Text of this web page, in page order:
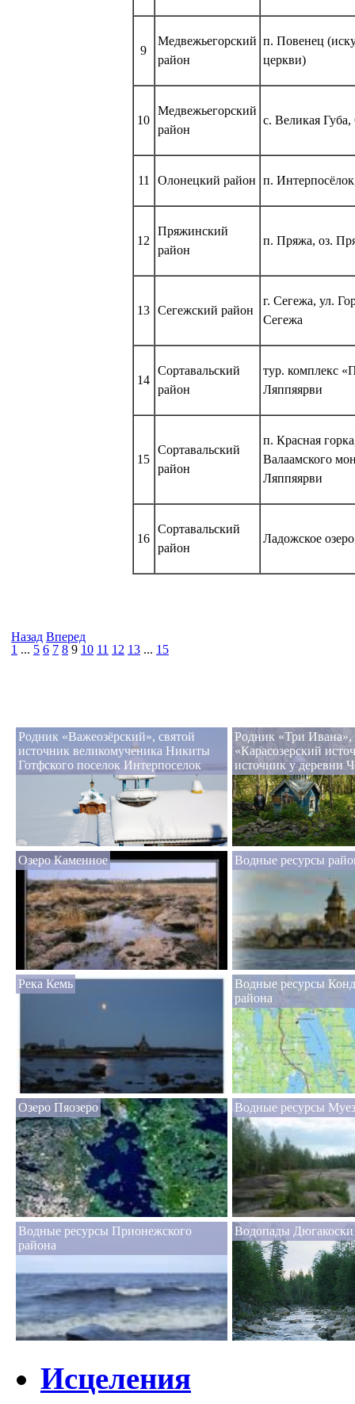
9
Медвежьегорский
район
п. Повенец
церкви)
10
Медвежьегорский
район
с. Великая
11 Олонецкий район п.
12
Пряжинский
район
п. Пряжа, оз.
13 Сегежский район
г. Сегежа, ул.
Сегежа
14
Сортавальский
район
тур. комплекс
Ляппяярви
15
Сортавальский
район
п. Красная
Валаамского
Ляппяярви
16
Сортавальский
район
Ладожское
1 ... 5 6 7 8 9 10 11 12 13 ... 15
Назад Вперед
Родник «Важеозёрский», святой
источник великомученика Никиты
Готфского поселок Интерпоселок
Родник «Три Ивана»,
«Карасозерский
источник у деревни
Озеро Каменное Водные ресурсы
Река Кемь
Водные ресурсы
района
Озеро Пяозеро Водные ресурсы
Водные ресурсы Прионежского
района
Водопады Дюгакоски
Исцеления